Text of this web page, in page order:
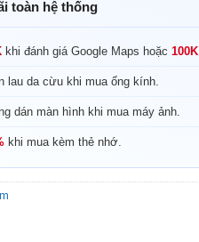
toàn hệ thống
khi đánh giá Google Maps hoặc 100K
lau da cừu khi mua ống kính.
dán màn hình khi mua máy ảnh.
khi mua kèm thẻ nhớ.